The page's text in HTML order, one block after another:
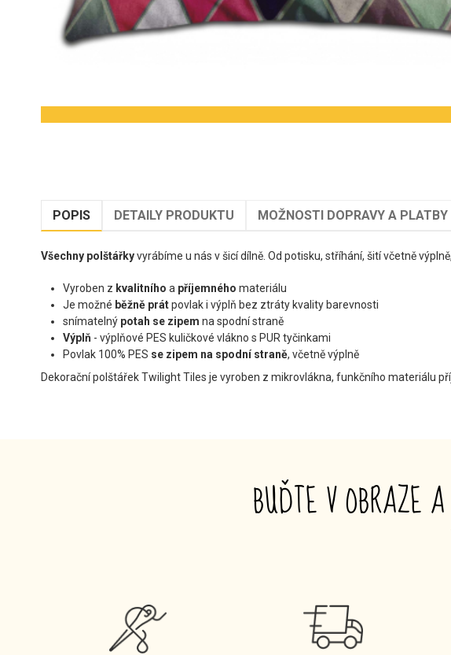
POPIS DETAILY PRODUKTU MOŽNOSTI DOPRAVY A PLATBY
Všechny polštářkyvyrábíme u nás v šicí dílně. Od potisku, stříhání, šití včetně
Vyroben z kvalitního a příjemného materiálu
Je možné běžně prátpovlak i výplň bez ztráty kvality barevnosti
snímatelný potah se zipem na spodní straně
Výplň - výplňové PES kuličkové vlákno s PUR tyčinkami
Povlak 100% PES se zipem na spodní straně, včetně výplně
Dekorační polštářek Twilight Tiles je vyroben z mikrovlákna, funkčního materiálu
BUĎTE V OBRAZE